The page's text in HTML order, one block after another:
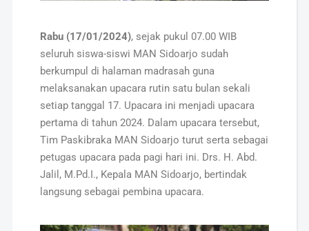
Rabu (17/01/2024), sejak pukul 07.00 WIB
seluruh siswa-siswi MAN Sidoarjo sudah
berkumpul di halaman madrasah guna
melaksanakan upacara rutin satu bulan sekali
setiap tanggal 17. Upacara ini menjadi upacara
pertama di tahun 2024. Dalam upacara tersebut,
Tim Paskibraka MAN Sidoarjo turut serta sebagai
petugas upacara pada pagi hari ini. Drs. H. Abd.
Jalil, M.Pd.I., Kepala MAN Sidoarjo, bertindak
langsung sebagai pembina upacara.